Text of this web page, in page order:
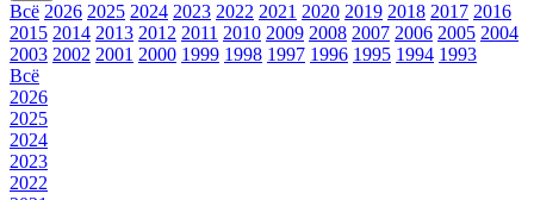
Всё 2026 2025 2024 2023 2022 2021 2020 2019 2018 2017 2016
2015 2014 2013 2012 2011 2010 2009 2008 2007 2006 2005 2004
2003 2002 2001 2000 1999 1998 1997 1996 1995 1994 1993
Всё
2026
2025
2024
2023
2022